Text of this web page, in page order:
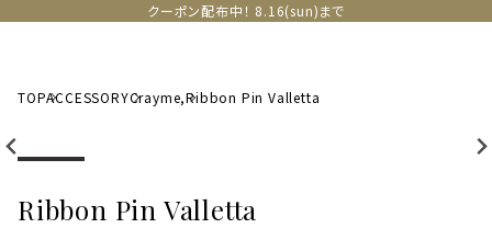
クーポン配布中！ 8.16(sun)まで
TOPACCESSORYCrayme,Ribbon Pin Valletta
Ribbon Pin Valletta